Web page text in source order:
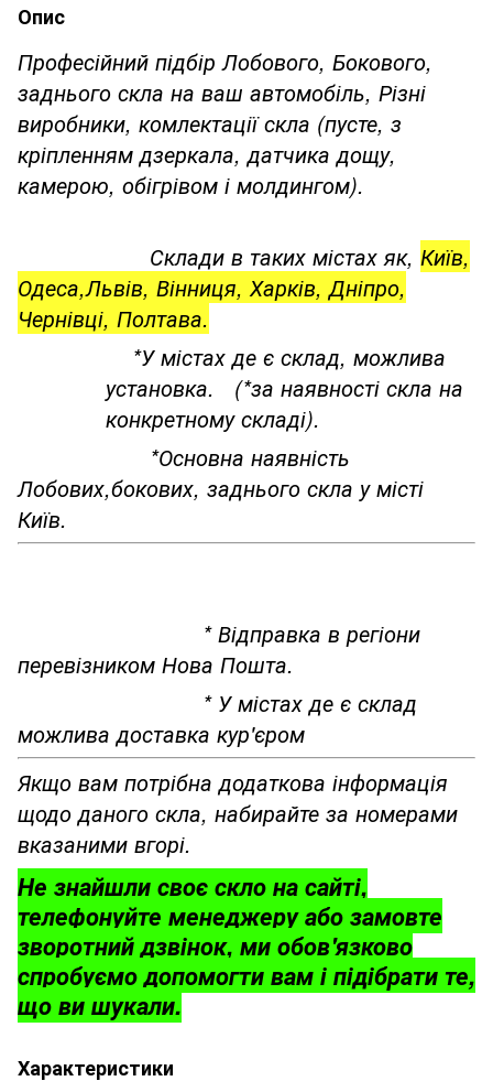
Опис
Професійний підбір Лобового, Бокового,
заднього скла на ваш автомобіль, Різні
виробники, комлектації скла (пусте, з
кріпленням дзеркала, датчика дощу,
камерою, обігрівом і молдингом).
Склади в таких містах як, Київ,
Одеса,Львів, Вінниця, Харків, Дніпро,
Чернівці, Полтава.
*У містах де є склад, можлива
установка. (*за наявності скла на
конкретному складі).
*Основна наявність
Лобових,бокових, заднього скла у місті
Київ.
* Відправка в регіони
перевізником Нова Пошта.
* У містах де є склад
можлива доставка кур'єром
Якщо вам потрібна додаткова інформація
щодо даного скла, набирайте за номерами
вказаними вгорі.
Не знайшли своє скло на сайті,
телефонуйте менеджеру або замовте
зворотний дзвінок, ми обов'язково
спробуємо допомогти вам і підібрати те,
що ви шукали.
Характеристики